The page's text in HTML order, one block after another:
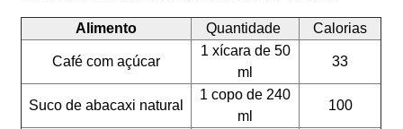
Alimento Quantidade Calorias
Café com açúcar
1 xícara de 50
ml
33
Suco de abacaxi natural
1 copo de 240
ml
100